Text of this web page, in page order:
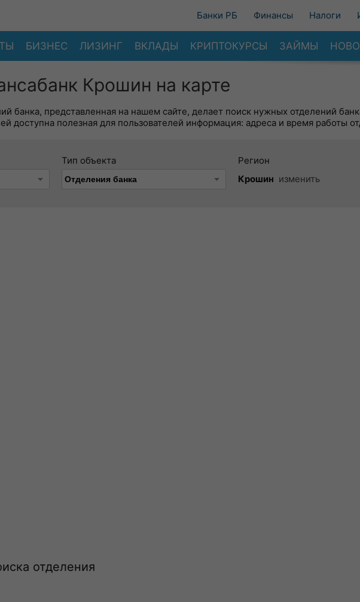
Банки РБ Финансы Налоги
БИЗНЕС ЛИЗИНГ ВКЛАДЫ КРИПТОКУРСЫ ЗАЙМЫ
Крошин на карте
банка, представленная на нашем сайте, делает поиск нужных отделений
доступна полезная для пользователей информация: адреса и время работы
Тип объекта
Регион
Крошин изменить
отделения